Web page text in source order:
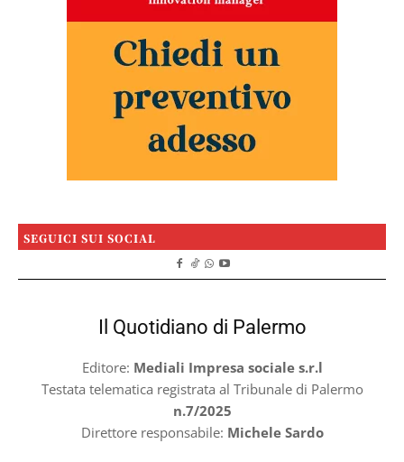
SEGUICI SUI SOCIAL
Il Quotidiano di Palermo
Editore: Mediali Impresa sociale s.r.l
Testata telematica registrata al Tribunale di Palermo
n.7/2025
Direttore responsabile: Michele Sardo